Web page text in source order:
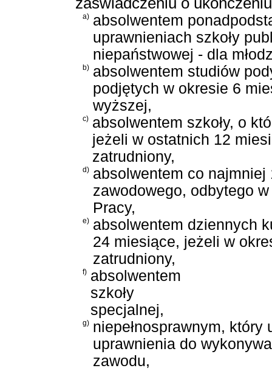
a) absolwentem
uprawnieniach szkoły
niepaństwowej - dla
b) absolwentem studiów
podjętych w okresie 6
wyższej,
c) absolwentem szkoły, o
jeżeli w ostatnich 12
zatrudniony,
d) absolwentem co
zawodowego, odbytego
Pracy,
e) absolwentem dziennych
24 miesiące, jeżeli w
zatrudniony,
f) absolwentem
szkoły
specjalnej,
g) niepełnosprawnym, który
uprawnienia do
zawodu,